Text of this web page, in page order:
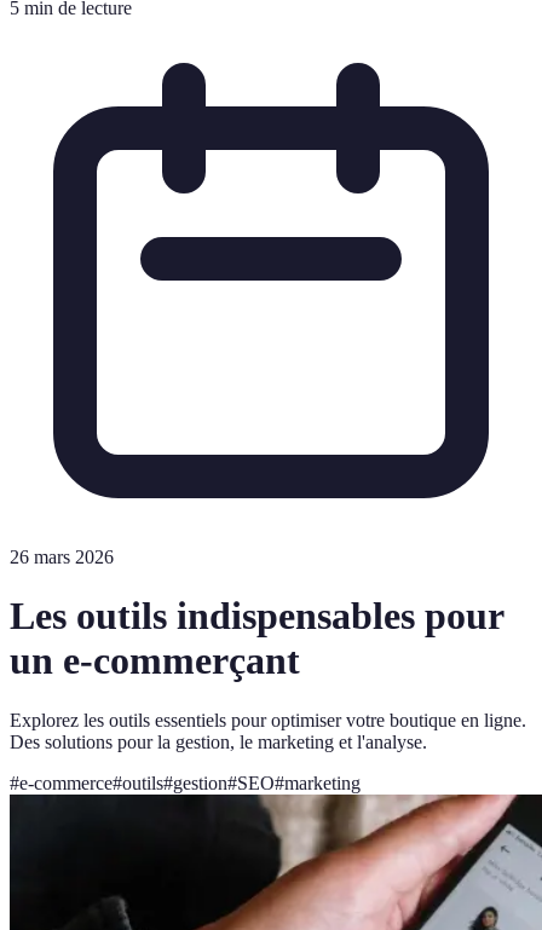
5 min de lecture
26 mars 2026
Les outils indispensables pour
un e-commerçant
Explorez les outils essentiels pour optimiser votre boutique en ligne.
Des solutions pour la gestion, le marketing et l'analyse.
#e-commerce#outils#gestion#SEO#marketing